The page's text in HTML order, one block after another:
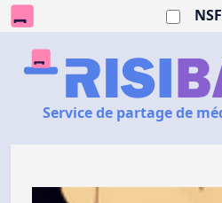
Service de partage de